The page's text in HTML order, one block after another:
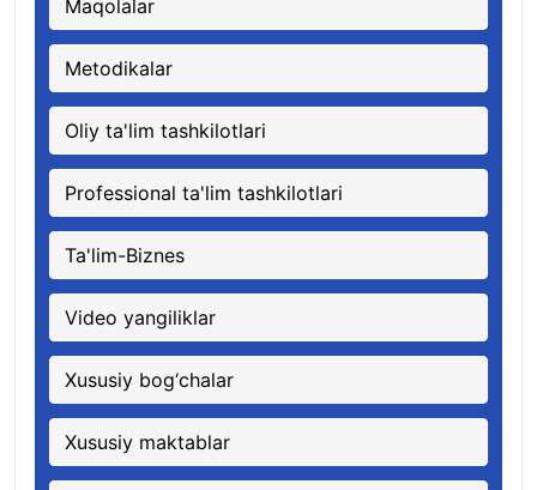
Maqolalar
Metodikalar
Oliy ta'lim tashkilotlari
Professional ta'lim tashkilotlari
Ta'lim-Biznes
Video yangiliklar
Xususiy bog‘chalar
Xususiy maktablar